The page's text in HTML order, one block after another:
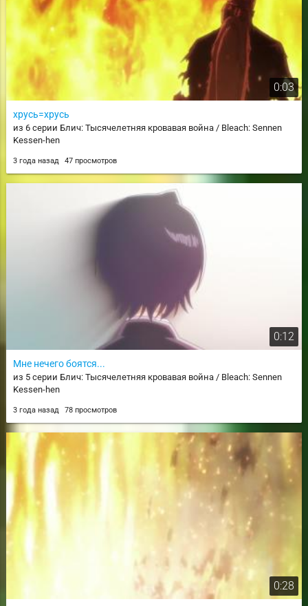
0:03
хрусь=хрусь
из 6 серии Блич: Тысячелетняя кровавая война / Bleach: Sennen
Kessen-hen
3 года назад 47 просмотров
0:12
Мне нечего боятся...
из 5 серии Блич: Тысячелетняя кровавая война / Bleach: Sennen
Kessen-hen
3 года назад 78 просмотров
0:28